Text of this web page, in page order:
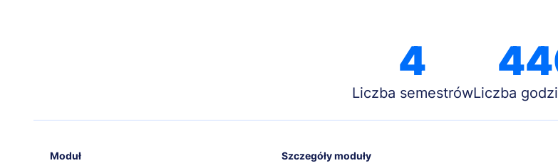
4
Liczba semestrówLiczba
Moduł Szczegóły moduły